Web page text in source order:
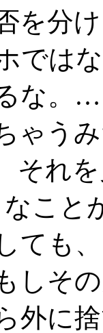
を分
では
な。
ゃう
それ
こと
ても
しそ
外に